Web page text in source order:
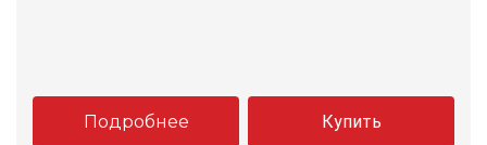
Подробнее Купить